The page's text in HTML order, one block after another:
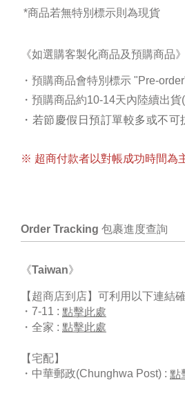
*商品若無特別標示則為現貨
《如選購客製化商品及預購商品》
・預購商品會特別標示 "Pre-
・預購商品約10-14天內陸續出
・若節慶假日預訂單較多或不可
※ 超商付款者以對帳成功時間為
Order Tracking 包裹進度查詢
《Taiwan》
【超商店到店】可利用以下連結
・ 7-11 : 點擊此處
・ 全家 : 點擊此處
【宅配】
・ 中華郵政(Chunghwa Post) : 點